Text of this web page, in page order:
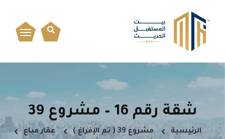
شقة رقم 16 – مشروع 39
الرئيسية مشروع 39 ( تم الإفراغ )
عقار مباع